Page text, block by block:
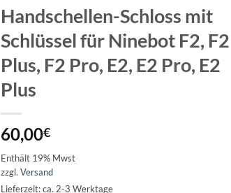
Handschellen-Schloss mit
Schlüssel für Ninebot F2, F2
Plus, F2 Pro, E2, E2 Pro, E2
Plus
60,00€
Enthält 19% Mwst
zzgl. Versand
Lieferzeit: ca. 2-3 Werktage